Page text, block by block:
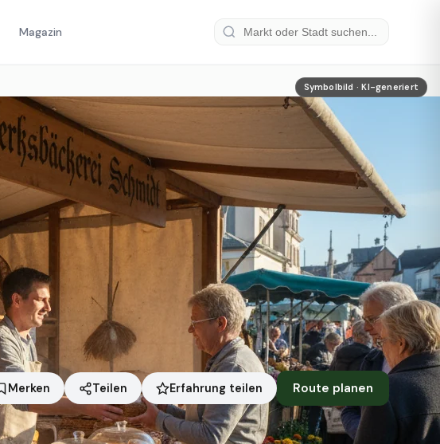
Magazin
Symbolbild · KI-generiert
Merken Teilen Erfahrung teilen Route planen